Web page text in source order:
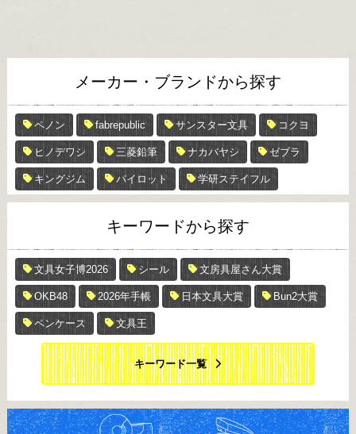
メーカー・ブランドから探す
ペノン fabrepublic サンスター文具 コクヨ
ヒノデワシ 三菱鉛筆 ナカバヤシ ゼブラ
キングジム パイロット 学研ステイフル
キーワードから探す
文具女子博2026 シール 文房具屋さん大賞
OKB48 2026年手帳 日本文具大賞 Bun2大賞
ペンケース 文具王
キーワード一覧